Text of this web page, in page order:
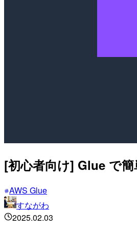
[初心者向け] Glue で
AWS Glue
すながわ
2025.02.03